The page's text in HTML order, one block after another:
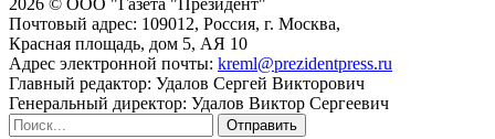
2026 © ООО "Газета "Президент"
Почтовый адрес: 109012, Россия, г. Москва,
Красная площадь, дом 5, АЯ 10
Адрес электронной почты: kreml@prezidentpress.ru
Главный редактор: Удалов Сергей Викторович
Генеральный директор: Удалов Виктор Сергеевич
Отправить